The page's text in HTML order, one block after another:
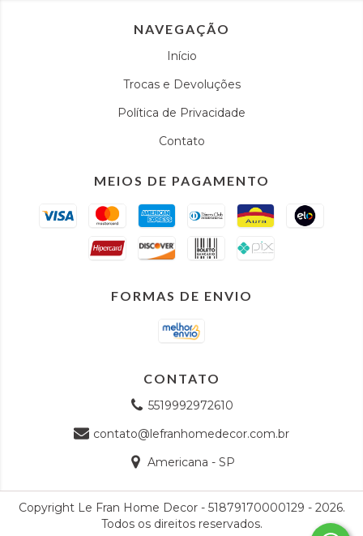
NAVEGAÇÃO
Início
Trocas e Devoluções
Política de Privacidade
Contato
MEIOS DE PAGAMENTO
FORMAS DE ENVIO
CONTATO
5519992972610
contato@lefranhomedecor.com.br
Americana - SP
Copyright Le Fran Home Decor - 51879170000129 - 2026.
Todos os direitos reservados.